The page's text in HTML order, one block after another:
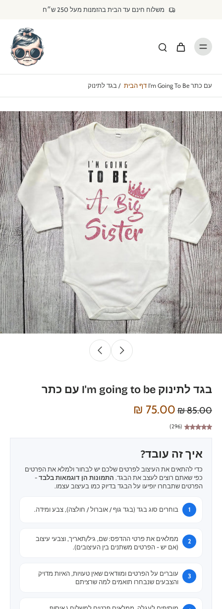
משלוח חינם עד הבית בהזמנות מעל 250 ש״ח
דף הבית / בגד לתינוק I'm Going To Be עם כתר
בגד לתינוק I'm going to be עם כתר
85.00 ₪
75.00 ₪
(296)
איך זה עובד?
כדי להתאים את העיצוב לפרטים שלכם יש לבחור ולמלא את הפרטים
כפי שאתם רוצים לעצב את הבגד. התמונות הן דוגמאות בלבד -
הפרטים שתבחרו יופיעו על הבגד בדיוק כמו בעיצוב עצמו.
בוחרים סוג בגד (בגד גוף / אוברול / חולצה), צבע ומידה.
ממלאים את פרטי ההדפס: שם, גיל/תאריך, וצבעי עיצוב
(אם יש - הפרטים משתנים בין העיצובים).
עוברים על הפרטים ומוודאים שאין טעויות, האיות מדויק
והצבעים שנבחרו תואמים למה שרציתם